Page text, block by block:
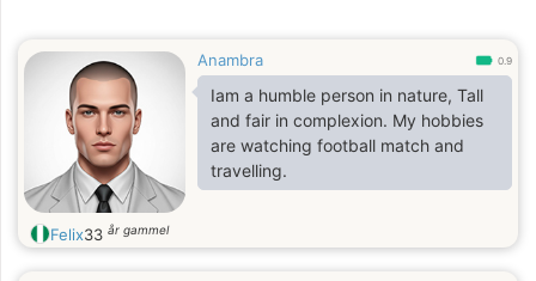
Anambra 0.9
Iam a humble person in nature, Tall
and fair in complexion. My hobbies
are watching football match and
travelling.
Felix33 år gammel